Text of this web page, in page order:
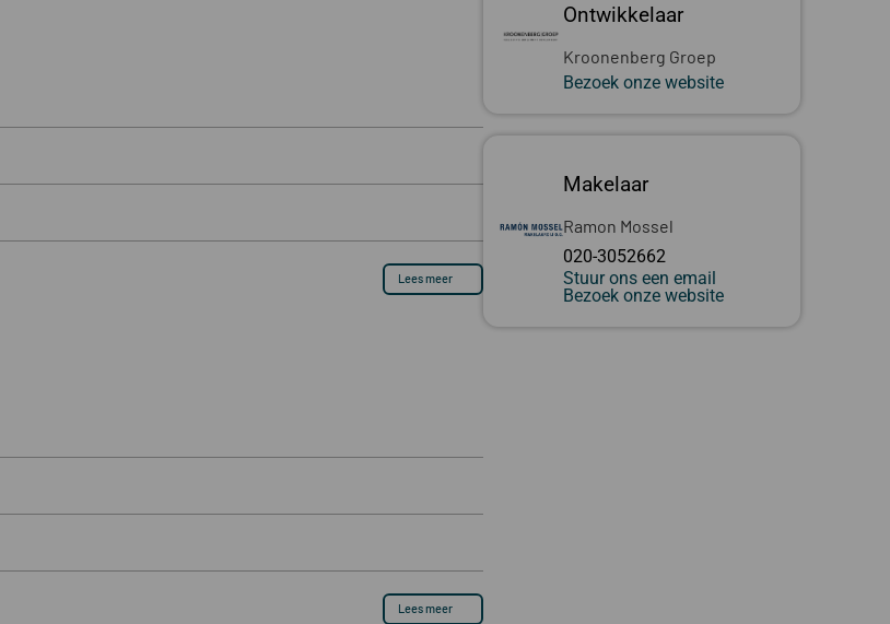
Lees meer
Lees meer
Ontwikkelaar
Kroonenberg Groep
Bezoek onze website
Makelaar
Ramon Mossel
020-3052662
Stuur ons een email
Bezoek onze website